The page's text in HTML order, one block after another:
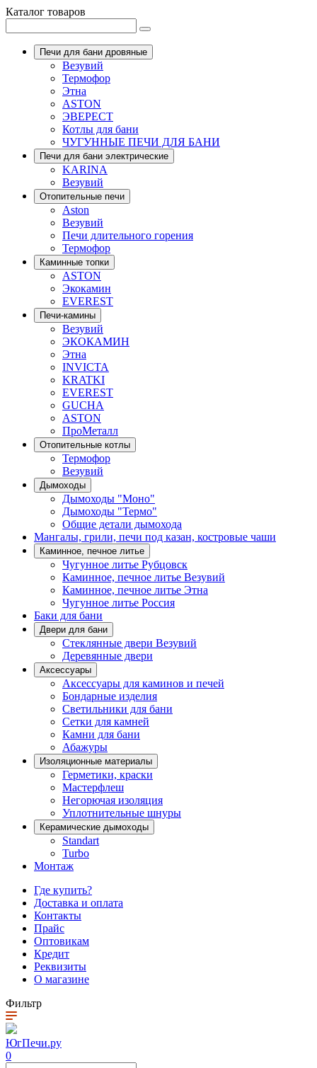
Каталог товаров
Печи для бани дровяные
Везувий
Термофор
Этна
ASTON
ЭВЕРЕСТ
Котлы для бани
ЧУГУННЫЕ ПЕЧИ ДЛЯ БАНИ
Печи для бани электрические
KARINA
Везувий
Отопительные печи
Aston
Везувий
Печи длительного горения
Термофор
Каминные топки
ASTON
Экокамин
EVEREST
Печи-камины
Везувий
ЭКОКАМИН
Этна
INVICTA
KRATKI
EVEREST
GUCHA
ASTON
ПроМеталл
Отопительные котлы
Термофор
Везувий
Дымоходы
Дымоходы "Моно"
Дымоходы "Термо"
Общие детали дымохода
Мангалы, грили, печи под казан, костровые чаши
Каминное, печное литье
Чугунное литье Рубцовск
Каминное, печное литье Везувий
Каминное, печное литье Этна
Чугунное литье Россия
Баки для бани
Двери для бани
Стеклянные двери Везувий
Деревянные двери
Аксессуары
Аксессуары для каминов и печей
Бондарные изделия
Светильники для бани
Сетки для камней
Камни для бани
Абажуры
Изоляционные материалы
Герметики, краски
Мастерфлеш
Негорючая изоляция
Уплотнительные шнуры
Керамические дымоходы
Standart
Turbo
Монтаж
Где купить?
Доставка и оплата
Контакты
Прайс
Оптовикам
Кредит
Реквизиты
О магазине
Фильтр
ЮгПечи.ру
0